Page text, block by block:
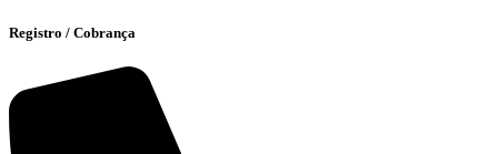
Registro / Cobrança